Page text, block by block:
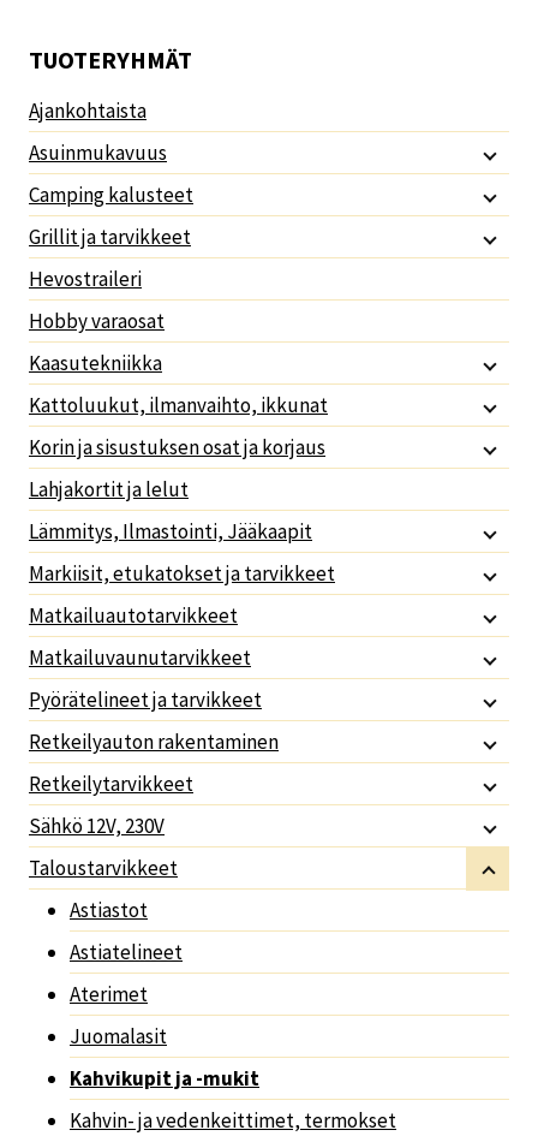
TUOTERYHMÄT
Ajankohtaista
Asuinmukavuus
Camping kalusteet
Grillit ja tarvikkeet
Hevostraileri
Hobby varaosat
Kaasutekniikka
Kattoluukut, ilmanvaihto, ikkunat
Korin ja sisustuksen osat ja korjaus
Lahjakortit ja lelut
Lämmitys, Ilmastointi, Jääkaapit
Markiisit, etukatokset ja tarvikkeet
Matkailuautotarvikkeet
Matkailuvaunutarvikkeet
Pyörätelineet ja tarvikkeet
Retkeilyauton rakentaminen
Retkeilytarvikkeet
Sähkö 12V, 230V
Taloustarvikkeet
Astiastot
Astiatelineet
Aterimet
Juomalasit
Kahvikupit ja -mukit
Kahvin- ja vedenkeittimet, termokset